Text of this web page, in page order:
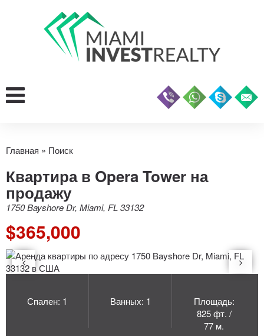
Главная » Поиск
Квартира в Opera Tower на
продажу
1750 Bayshore Dr, Miami, FL 33132
$365,000
Спален: 1 Ванных: 1
Площадь:
825 фт. /
77 м.